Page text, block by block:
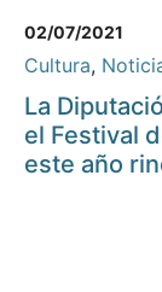
02/07/2021
Cultura,
La
el Festival
este año